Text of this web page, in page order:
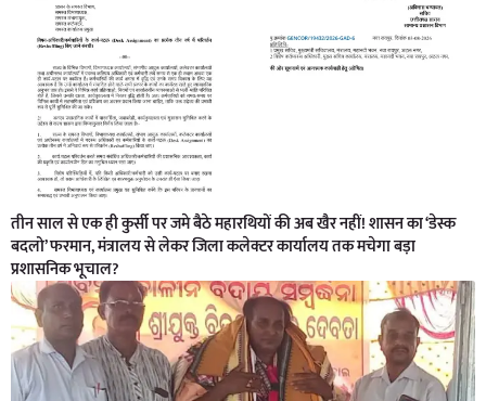
तीन साल से एक ही कुर्सी पर जमे बैठे महारथियों की अब खैर नहीं! शासन का ‘डेस्क
बदलो’ फरमान, मंत्रालय से लेकर जिला कलेक्टर कार्यालय तक मचेगा बड़ा
प्रशासनिक भूचाल?